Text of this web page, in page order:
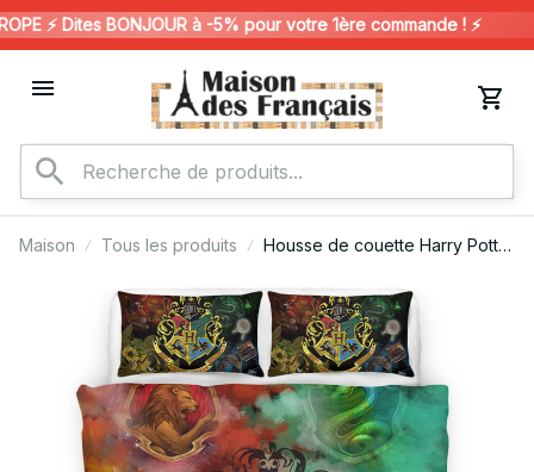
⚡️ Dites BONJOUR à -5% pour votre 1ère commande ! ⚡️
Maison Tous les produits
Housse de couette Harry Potter